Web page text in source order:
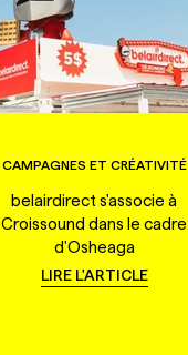
CAMPAGNES ET CRÉATIVITÉ
belairdirect s'associe à
Croissound dans le cadre
d'Osheaga
LIRE L'ARTICLE